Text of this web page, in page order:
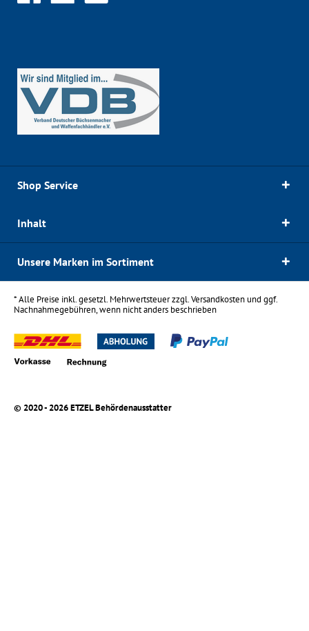
Shop Service
Inhalt
Unsere Marken im Sortiment
* Alle Preise inkl. gesetzl. Mehrwertsteuer zzgl.Versandkostenund ggf.
Nachnahmegebühren, wenn nicht anders beschrieben
© 2020 - 2026 ETZEL Behördenausstatter